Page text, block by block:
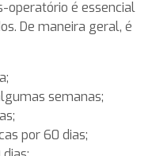
operatório é essencial
De maneira geral, é
semanas;
por 60 dias;